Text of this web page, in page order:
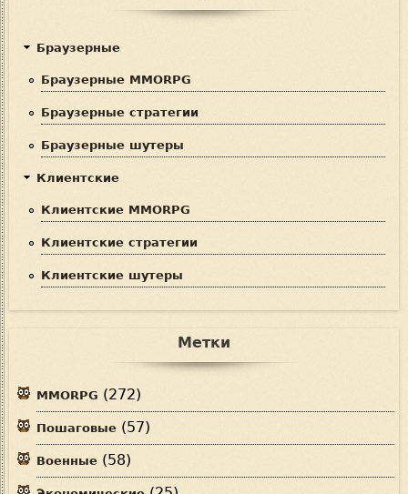
Браузерные
Браузерные MMORPG
Браузерные стратегии
Браузерные шутеры
Клиентские
Клиентские MMORPG
Клиентские стратегии
Клиентские шутеры
Метки
MMORPG (272)
Пошаговые (57)
Военные (58)